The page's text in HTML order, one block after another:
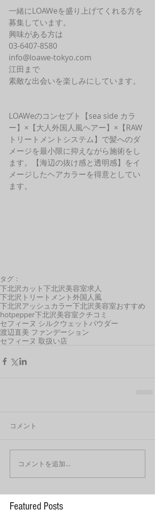
一緒にLOAWeを盛り上げてくれる方を
募集しています。
興味がある方は
03-6407-8580
info@loawe-tokyo.com
江田まで
素敵な出会いを楽しみにしています。
LOAWeのコンセプト【sea side カラ
ー】×【大人外国人風ヘアー】×【RAW
トリートメントシステム】で髪へのダ
メージを最小限に抑えながら施術をし
ます。【海辺の抜け感と透明感】をイ
メージしたヘアカラーを得意としてい
ます。
タグ：
下北沢カット 下北沢美容室求人
下北沢トリートメント 外国人風
下北沢アッシュカラー下北沢美容室おすすめ
hotpepper下北沢美容室クチコミ
セフィーヌ シルクウェットパウダー
渡辺直美 ファンデーション
セフィーヌ 取扱い店
コメント
コメントを追加…
Featured Posts